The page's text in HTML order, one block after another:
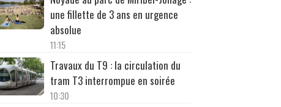
une fillette de 3 ans en urgence
absolue
11:15
Travaux du T9 : la circulation du
tram T3 interrompue en soirée
10:30